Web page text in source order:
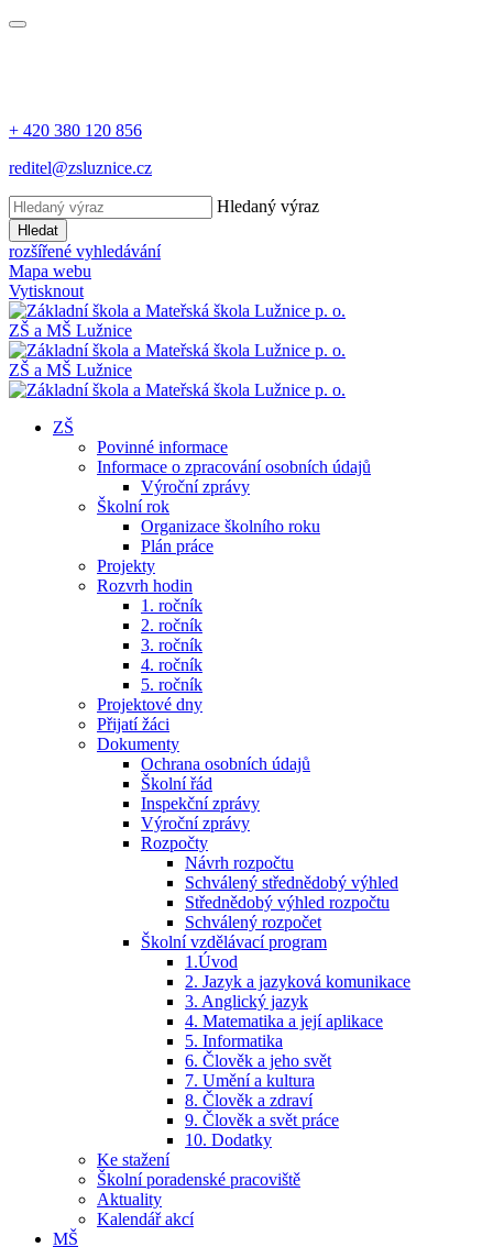
+ 420 380 120 856
reditel@zsluznice.cz
Hledaný výraz
Hledat
rozšířené vyhledávání
Mapa webu
Vytisknout
ZŠ a MŠ Lužnice
ZŠ a MŠ Lužnice
ZŠ
Povinné informace
Informace o zpracování osobních údajů
Výroční zprávy
Školní rok
Organizace školního roku
Plán práce
Projekty
Rozvrh hodin
1. ročník
2. ročník
3. ročník
4. ročník
5. ročník
Projektové dny
Přijatí žáci
Dokumenty
Ochrana osobních údajů
Školní řád
Inspekční zprávy
Výroční zprávy
Rozpočty
Návrh rozpočtu
Schválený střednědobý výhled
Střednědobý výhled rozpočtu
Schválený rozpočet
Školní vzdělávací program
1.Úvod
2. Jazyk a jazyková komunikace
3. Anglický jazyk
4. Matematika a její aplikace
5. Informatika
6. Člověk a jeho svět
7. Umění a kultura
8. Člověk a zdraví
9. Člověk a svět práce
10. Dodatky
Ke stažení
Školní poradenské pracoviště
Aktuality
Kalendář akcí
MŠ